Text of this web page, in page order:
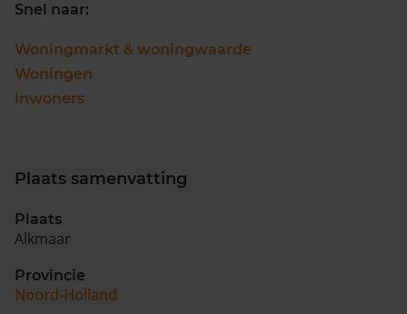
Zoek een woning
088 220 4200
Snel naar:
Woningmarkt & woningwaarde
Woningen
Inwoners
Plaats samenvatting
Plaats
Alkmaar
Provincie
Noord-Holland